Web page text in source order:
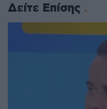
Δείτε Επίσης